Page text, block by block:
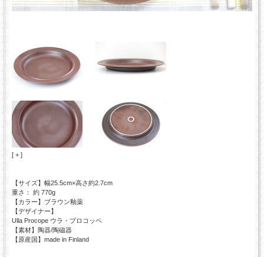
[ + ]
【サイズ】幅25.5cm×高さ約2.7cm
重さ： 約 770g
【カラー】ブラウン釉薬
【デザイナー】
Ulla Procope ウラ・プロコッペ
【素材】陶器/陶磁器
【原産国】made in Finland